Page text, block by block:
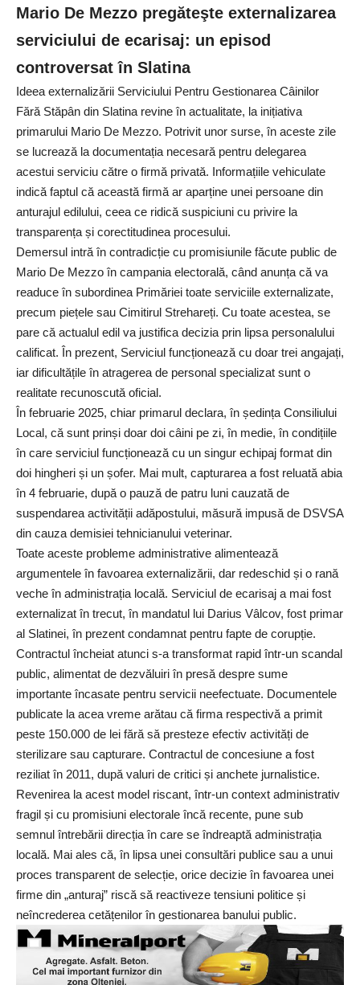
Mario De Mezzo pregăteşte externalizarea
serviciului de ecarisaj: un episod
controversat în Slatina
Ideea externalizării Serviciului Pentru Gestionarea Câinilor
Fără Stăpân din Slatina revine în actualitate, la inițiativa
primarului Mario De Mezzo. Potrivit unor surse, în aceste zile
se lucrează la documentația necesară pentru delegarea
acestui serviciu către o firmă privată. Informațiile vehiculate
indică faptul că această firmă ar aparține unei persoane din
anturajul edilului, ceea ce ridică suspiciuni cu privire la
transparența și corectitudinea procesului.
Demersul intră în contradicție cu promisiunile făcute public de
Mario De Mezzo în campania electorală, când anunța că va
readuce în subordinea Primăriei toate serviciile externalizate,
precum piețele sau Cimitirul Strehareți. Cu toate acestea, se
pare că actualul edil va justifica decizia prin lipsa personalului
calificat. În prezent, Serviciul funcționează cu doar trei angajați,
iar dificultățile în atragerea de personal specializat sunt o
realitate recunoscută oficial.
În februarie 2025, chiar primarul declara, în ședința Consiliului
Local, că sunt prinși doar doi câini pe zi, în medie, în condițiile
în care serviciul funcționează cu un singur echipaj format din
doi hingheri și un șofer. Mai mult, capturarea a fost reluată abia
în 4 februarie, după o pauză de patru luni cauzată de
suspendarea activității adăpostului, măsură impusă de DSVSA
din cauza demisiei tehnicianului veterinar.
Toate aceste probleme administrative alimentează
argumentele în favoarea externalizării, dar redeschid și o rană
veche în administrația locală. Serviciul de ecarisaj a mai fost
externalizat în trecut, în mandatul lui Darius Vâlcov, fost primar
al Slatinei, în prezent condamnat pentru fapte de corupție.
Contractul încheiat atunci s-a transformat rapid într-un scandal
public, alimentat de dezvăluiri în presă despre sume
importante încasate pentru servicii neefectuate. Documentele
publicate la acea vreme arătau că firma respectivă a primit
peste 150.000 de lei fără să presteze efectiv activități de
sterilizare sau capturare. Contractul de concesiune a fost
reziliat în 2011, după valuri de critici și anchete jurnalistice.
Revenirea la acest model riscant, într-un context administrativ
fragil și cu promisiuni electorale încă recente, pune sub
semnul întrebării direcția în care se îndreaptă administrația
locală. Mai ales că, în lipsa unei consultări publice sau a unui
proces transparent de selecție, orice decizie în favoarea unei
firme din „anturaj” riscă să reactiveze tensiuni politice și
neîncrederea cetățenilor în gestionarea banului public.